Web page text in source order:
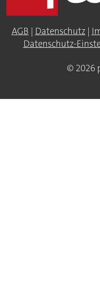
AGB | Datenschutz|
Datenschutz-
© 2026